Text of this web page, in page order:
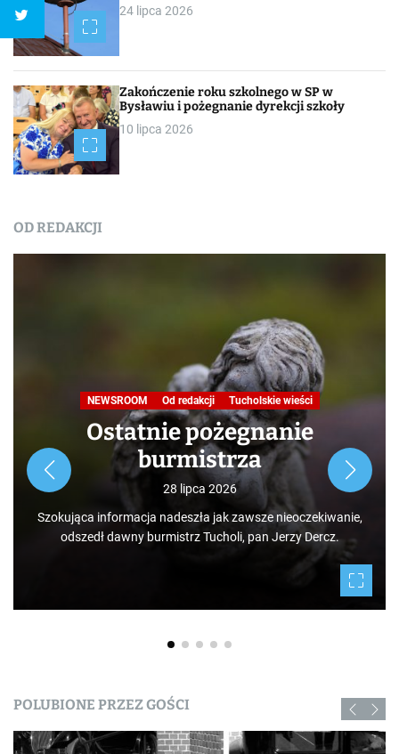
24 lipca 2026
Zakończenie roku szkolnego w SP w
Bysławiu i pożegnanie dyrekcji szkoły
10 lipca 2026
OD REDAKCJI
NEWSROOM Od redakcji Tucholskie wieści
Ostatnie pożegnanie
burmistrza
28 lipca 2026
Szokująca informacja nadeszła jak zawsze nieoczekiwanie,
odszedł dawny burmistrz Tucholi, pan Jerzy Dercz.
POLUBIONE PRZEZ GOŚCI